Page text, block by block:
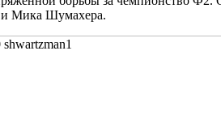
Мика Шумахера.